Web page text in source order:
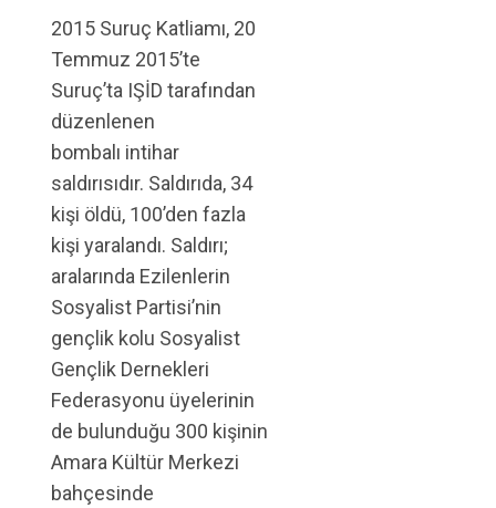
2015 Suruç Katliamı, 20
Temmuz 2015’te
Suruç’ta IŞİD tarafından
düzenlenen
bombalı intihar
saldırısıdır. Saldırıda, 34
kişi öldü, 100’den fazla
kişi yaralandı. Saldırı;
aralarında Ezilenlerin
Sosyalist Partisi’nin
gençlik kolu Sosyalist
Gençlik Dernekleri
Federasyonu üyelerinin
de bulunduğu 300 kişinin
Amara Kültür Merkezi
bahçesinde